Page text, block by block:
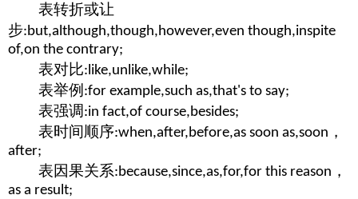
表转折或让
步:but,although,though,however,even though,inspite
of,on the contrary;
表对比:like,unlike,while;
表举例 :for example,such as,that's to say;
表强调 :in fact,of course,besides;
表时间顺序:when,after,before,as soon as,soon ，
after;
表因果关系:because,since,as,for,for this reason ，
as a result;